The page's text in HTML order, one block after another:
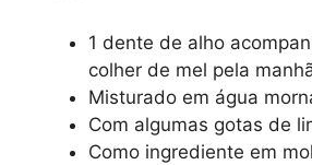
1 dente de alho
colher de mel pela
Misturado em água
Com algumas gotas de
Como ingrediente em